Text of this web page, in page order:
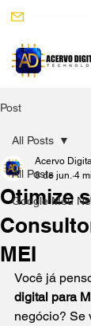
Post
All Posts
Google Meu
All Posts
Otimize
MEI
Acervo
8 de jun. 4
Você já
digital para
negócio? Se